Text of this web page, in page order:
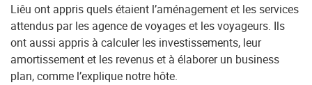
Liêu ont appris quels étaient l’aménagement et les services
attendus par les agence de voyages et les voyageurs. Ils
ont aussi appris à calculer les investissements, leur
amortissement et les revenus et à élaborer un business
plan, comme l’explique notre hôte.